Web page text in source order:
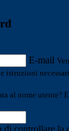
E-mail
istruzioni
al nome utente?